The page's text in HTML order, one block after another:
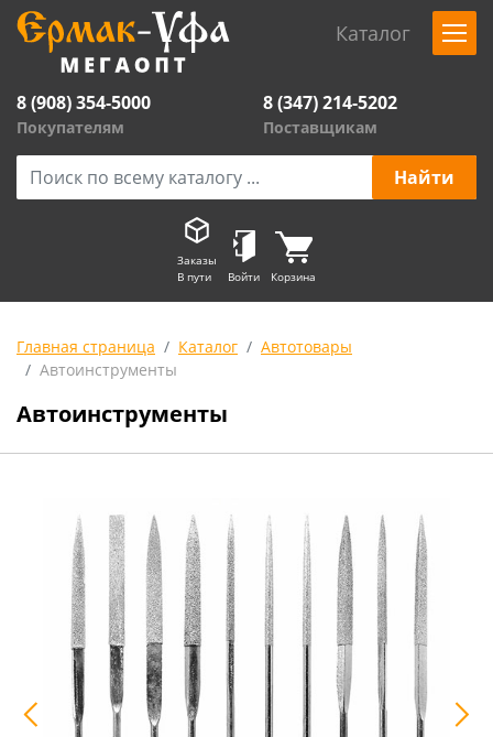
Каталог
8 (908) 354-5000
Покупателям
8 (347) 214-5202
Поставщикам
Заказы
В пути
Войти Корзина
Главная страница Каталог
Автотовары
Автоинструменты
Автоинструменты